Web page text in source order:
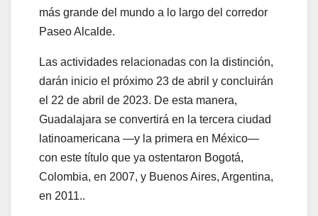
más grande del mundo a lo largo del corredor
Paseo Alcalde.
Las actividades relacionadas con la distinción,
darán inicio el próximo 23 de abril y concluirán
el 22 de abril de 2023. De esta manera,
Guadalajara se convertirá en la tercera ciudad
latinoamericana —y la primera en México—
con este título que ya ostentaron Bogotá,
Colombia, en 2007, y Buenos Aires, Argentina,
en 2011..